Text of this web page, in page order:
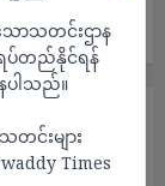
သတင်းဌာန
ပ်တည်နိုင်ရန်
ါသည်။
င်းများ
Times
မေရိကန်